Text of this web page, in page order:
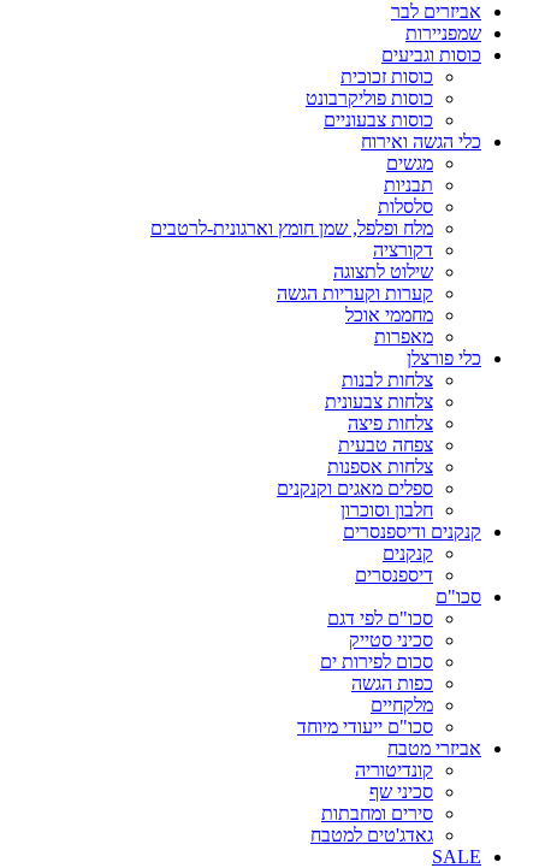
אביזרים לבר
שמפניירות
כוסות וגביעים
כוסות זכוכית
כוסות פוליקרבונט
כוסות צבעוניים
כלי הגשה ואירוח
מגשים
תבניות
סלסלות
מלח ופלפל, שמן חומץ וארגונית-לרטבים
דקורציה
שילוט לתצוגה
קערות וקעריות הגשה
מחממי אוכל
מאפרות
כלי פורצלן
צלחות לבנות
צלחות צבעונית
צלחות פיצה
צפחה טבעית
צלחות אספנות
ספלים מאגים וקנקנים
חלבון וסוכרון
קנקנים ודיספנסרים
קנקנים
דיספנסרים
סכו"ם
סכו"ם לפי דגם
סכיני סטייק
סכום לפירות ים
כפות הגשה
מלקחיים
סכו"ם ייעודי מיוחד
אביזרי מטבח
קונדיטוריה
סכיני שף
סירים ומחבתות
גאדג'טים למטבח
SALE